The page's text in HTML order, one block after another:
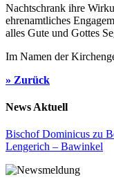
Nachtschrank ihre
ehrenamtliches
alles Gute und Gottes
Im Namen der
» Zurück
News Aktuell
Bischof Dominicus zu
Lengerich – Bawinkel